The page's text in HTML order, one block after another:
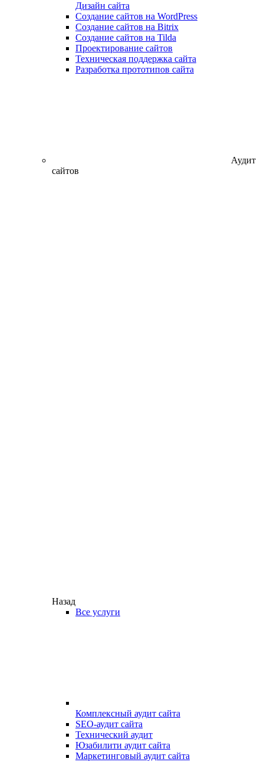
Дизайн сайта
Создание сайтов на WordPress
Создание сайтов на Bitrix
Создание сайтов на Tilda
Проектирование сайтов
Техническая поддержка сайта
Разработка прототипов сайта
Аудит
сайтов
Назад
Все услуги
Комплексный аудит сайта
SEO-аудит сайта
Технический аудит
Юзабилити аудит сайта
Маркетинговый аудит сайта